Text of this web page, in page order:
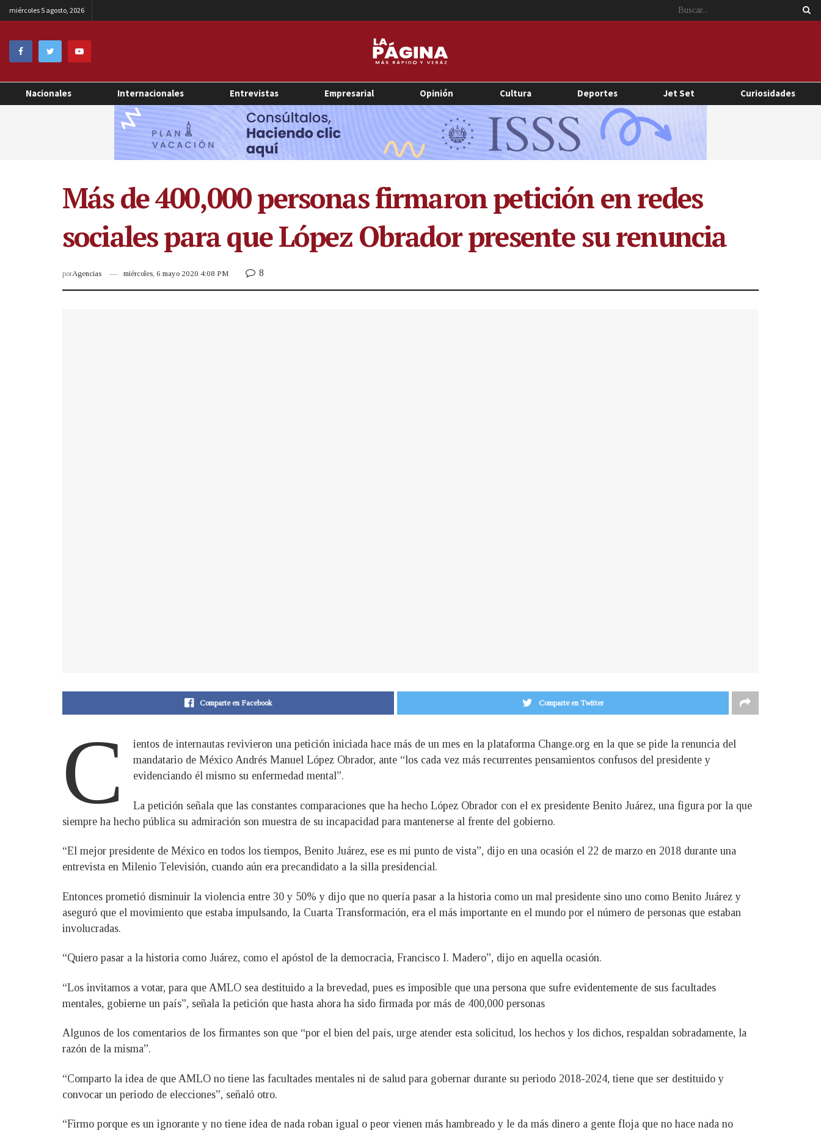
miércoles 5 agosto, 2026
Nacionales Internacionales Entrevistas Empresarial Opinión Cultura Deportes Jet Set Curiosidades
Más de 400,000 personas firmaron petición en redes
sociales para que López Obrador presente su renuncia
porAgencias miércoles, 6 mayo 2020 4:08 PM 8
Comparte en Facebook Comparte en Twitter
C
ientos de internautas revivieron una petición iniciada hace más de un mes en la plataforma Change.org en la que se pide la renuncia del
mandatario de México Andrés Manuel López Obrador, ante “los cada vez más recurrentes pensamientos confusos del presidente y
evidenciando él mismo su enfermedad mental”.
La petición señala que las constantes comparaciones que ha hecho López Obrador con el ex presidente Benito Juárez, una figura por la que
siempre ha hecho pública su admiración son muestra de su incapacidad para mantenerse al frente del gobierno.
“El mejor presidente de México en todos los tiempos, Benito Juárez, ese es mi punto de vista”, dijo en una ocasión el 22 de marzo en 2018 durante una
entrevista en Milenio Televisión, cuando aún era precandidato a la silla presidencial.
Entonces prometió disminuir la violencia entre 30 y 50% y dijo que no quería pasar a la historia como un mal presidente sino uno como Benito Juárez y
aseguró que el movimiento que estaba impulsando, la Cuarta Transformación, era el más importante en el mundo por el número de personas que estaban
involucradas.
“Quiero pasar a la historia como Juárez, como el apóstol de la democracia, Francisco I. Madero”, dijo en aquella ocasión.
“Los invitamos a votar, para que AMLO sea destituido a la brevedad, pues es imposible que una persona que sufre evidentemente de sus facultades
mentales, gobierne un país”, señala la petición que hasta ahora ha sido firmada por más de 400,000 personas
Algunos de los comentarios de los firmantes son que “por el bien del país, urge atender esta solicitud, los hechos y los dichos, respaldan sobradamente, la
razón de la misma”.
“Comparto la idea de que AMLO no tiene las facultades mentales ni de salud para gobernar durante su periodo 2018-2024, tiene que ser destituido y
convocar un periodo de elecciones”, señaló otro.
“Firmo porque es un ignorante y no tiene idea de nada roban igual o peor vienen más hambreado y le da más dinero a gente floja que no hace nada no